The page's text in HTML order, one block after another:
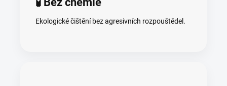
Ekologické čištění bez agresivních rozpouštědel.